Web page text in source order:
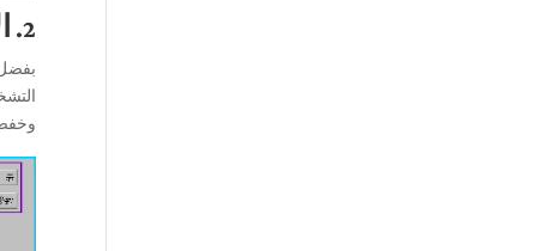
2. الإدارة عن بعد المستندة إلى السحابة والتشخيصات في الوقت الفعلي